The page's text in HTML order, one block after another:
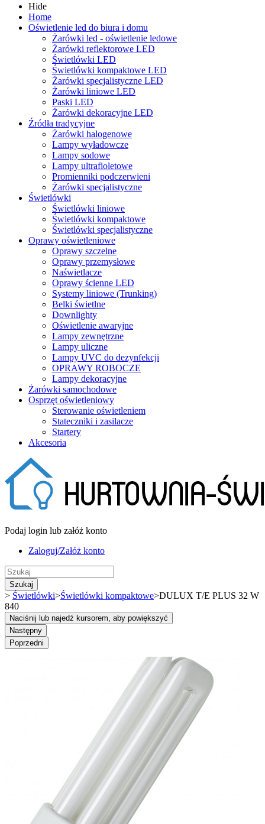
Hide
Home
Oświetlenie led do biura i domu
Żarówki led - oświetlenie ledowe
Żarówki reflektorowe LED
Świetlówki LED
Świetlówki kompaktowe LED
Żarówki specjalistyczne LED
Żarówki liniowe LED
Paski LED
Żarówki dekoracyjne LED
Źródła tradycyjne
Żarówki halogenowe
Lampy wyładowcze
Lampy sodowe
Lampy ultrafioletowe
Promienniki podczerwieni
Żarówki specjalistyczne
Świetlówki
Świetlówki liniowe
Świetlówki kompaktowe
Świetlówki specjalistyczne
Oprawy oświetleniowe
Oprawy szczelne
Oprawy przemysłowe
Naświetlacze
Oprawy ścienne LED
Systemy liniowe (Trunking)
Belki świetlne
Downlighty
Oświetlenie awaryjne
Lampy zewnętrzne
Lampy uliczne
Lampy UVC do dezynfekcji
OPRAWY ROBOCZE
Lampy dekoracyjne
Żarówki samochodowe
Osprzęt oświetleniowy
Sterowanie oświetleniem
Stateczniki i zasilacze
Startery
Akcesoria
Podaj login lub załóż konto
Zaloguj/Załóż konto
Szukaj
> Świetlówki>Świetlówki kompaktowe>DULUX T/E PLUS 32 W
840
Naciśnij lub najedź kursorem, aby powiększyć
Następny
Poprzedni